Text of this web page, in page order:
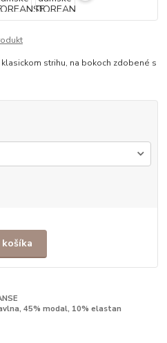
strihu, na bokoch zdobené s
45% modal, 10% elastan